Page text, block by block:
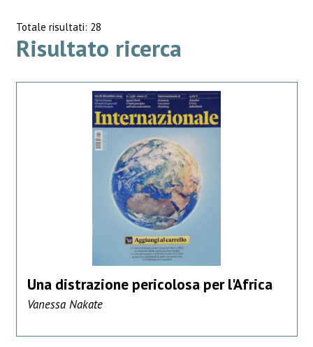
Totale risultati: 28
Risultato ricerca
Una distrazione pericolosa per l'Africa
Vanessa Nakate